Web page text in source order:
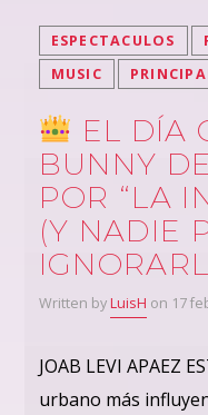
ESPECTACULOS
MUSIC
EL DÍA
BUNNY
POR “LA
(Y NADIE
Written byLuisH on 17
JOAB LEVI APAEZ
urbano más